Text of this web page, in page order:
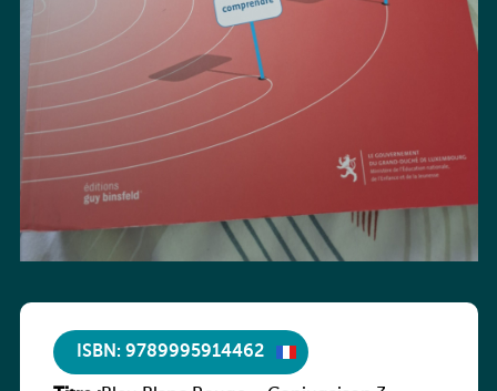
ISBN: 9789995914462